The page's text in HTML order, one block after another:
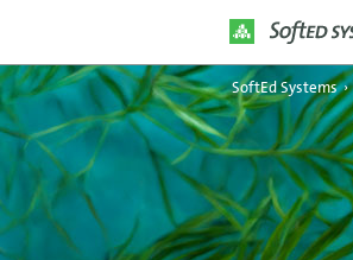
SoftEd Systems ›